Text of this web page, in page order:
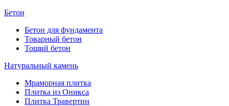
Бетон
Бетон для фундамента
Товарный бетон
Тощий бетон
Натуральный камень
Мраморная плитка
Плитка из Оникса
Плитка Травертин